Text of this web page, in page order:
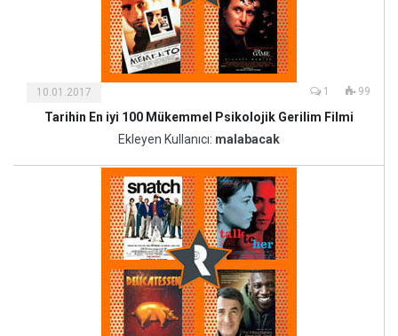
10.01.2017 1 99
Tarihin En iyi 100 Mükemmel Psikolojik Gerilim Filmi
Ekleyen Kullanıcı: malabacak
Kültür